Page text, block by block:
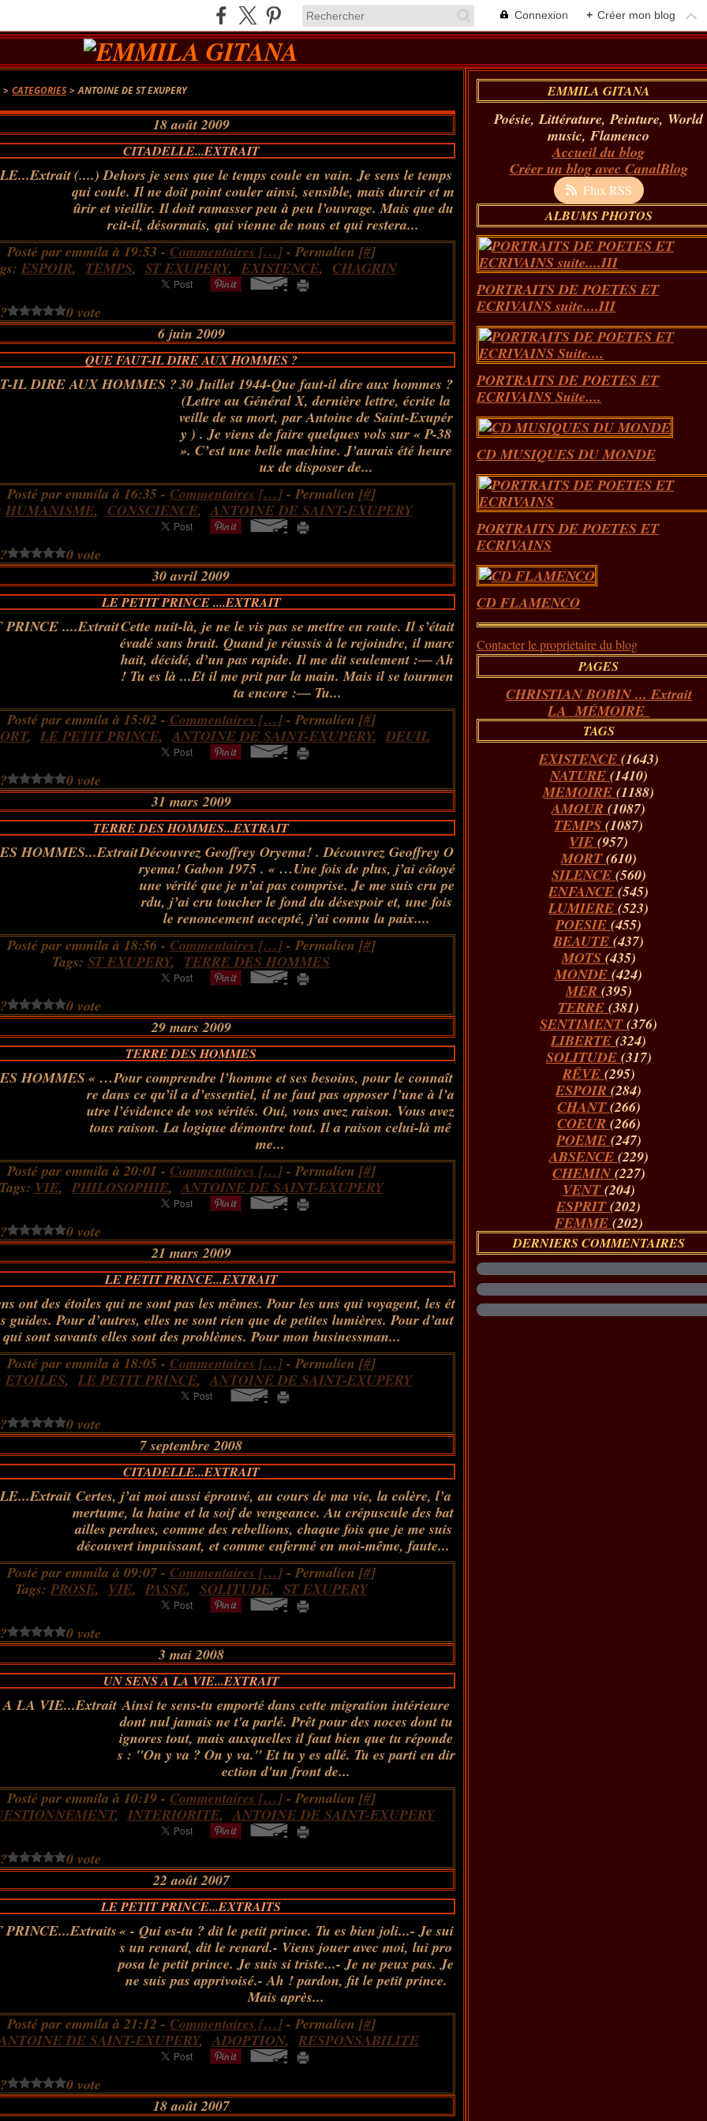
Connexion + Créer mon blog
> CATEGORIES > ANTOINE DE ST EXUPERY
18 août 2009
CITADELLE...EXTRAIT
(....) Dehors je sens que le temps coule en vain. Je sens le temps
qui coule. Il ne doit point couler ainsi, sensible, mais durcir et m
ûrir et vieillir. Il doit ramasser peu à peu l’ouvrage. Mais que du
rcit-il, désormais, qui vienne de nous et qui restera...
Posté par emmila à 19:53 - Commentaires […]- Permalien [#]
ESPOIR, TEMPS, ST EXUPERY, EXISTENCE, CHAGRIN
0 vote
6 juin 2009
QUE FAUT-IL DIRE AUX HOMMES ?
30 Juillet 1944-Que faut-il dire aux hommes ?
(Lettre au Général X, dernière lettre, écrite la
veille de sa mort, par Antoine de Saint-Exupér
y ) . Je viens de faire quelques vols sur « P-38
». C’est une belle machine. J’aurais été heure
ux de disposer de...
Posté par emmila à 16:35 - Commentaires […]- Permalien [#]
HUMANISME, CONSCIENCE,ANTOINE DE SAINT-EXUPERY
0 vote
30 avril 2009
LE PETIT PRINCE ....EXTRAIT
Cette nuit-là, je ne le vis pas se mettre en route. Il s’était
évadé sans bruit. Quand je réussis à le rejoindre, il marc
hait, décidé, d’un pas rapide. Il me dit seulement :― Ah
! Tu es là ...Et il me prit par la main. Mais il se tourmen
ta encore :― Tu...
Posté par emmila à 15:02 - Commentaires […]- Permalien [#]
, LE PETIT PRINCE,ANTOINE DE SAINT-EXUPERY,DEUIL
0 vote
31 mars 2009
TERRE DES HOMMES...EXTRAIT
Découvrez Geoffrey Oryema! . Découvrez Geoffrey O
ryema! Gabon 1975 . « …Une fois de plus, j’ai côtoyé
une vérité que je n’ai pas comprise. Je me suis cru pe
rdu, j’ai cru toucher le fond du désespoir et, une fois
le renoncement accepté, j’ai connu la paix....
Posté par emmila à 18:56 - Commentaires […]- Permalien [#]
Tags: ST EXUPERY, TERRE DES HOMMES
0 vote
29 mars 2009
TERRE DES HOMMES
« …Pour comprendre l’homme et ses besoins, pour le connaît
re dans ce qu’il a d’essentiel, il ne faut pas opposer l’une à l’a
utre l’évidence de vos vérités. Oui, vous avez raison. Vous avez
tous raison. La logique démontre tout. Il a raison celui-là mê
me...
Posté par emmila à 20:01 - Commentaires […]- Permalien [#]
Tags: VIE, PHILOSOPHIE,ANTOINE DE SAINT-EXUPERY
0 vote
21 mars 2009
LE PETIT PRINCE...EXTRAIT
ont des étoiles qui ne sont pas les mêmes. Pour les uns qui voyagent, les ét
guides. Pour d’autres, elles ne sont rien que de petites lumières. Pour d’aut
sont savants elles sont des problèmes. Pour mon businessman...
Posté par emmila à 18:05 - Commentaires […]- Permalien [#]
ETOILES, LE PETIT PRINCE,ANTOINE DE SAINT-EXUPERY
0 vote
7 septembre 2008
CITADELLE...EXTRAIT
Certes, j’ai moi aussi éprouvé, au cours de ma vie, la colère, l’a
mertume, la haine et la soif de vengeance. Au crépuscule des bat
ailles perdues, comme des rebellions, chaque fois que je me suis
découvert impuissant, et comme enfermé en moi-même, faute...
Posté par emmila à 09:07 - Commentaires […]- Permalien [#]
Tags: PROSE, VIE, PASSE, SOLITUDE, ST EXUPERY
0 vote
3 mai 2008
UN SENS A LA VIE...EXTRAIT
Ainsi te sens-tu emporté dans cette migration intérieure
dont nul jamais ne t'a parlé. Prêt pour des noces dont tu
ignores tout, mais auxquelles il faut bien que tu réponde
s : "On y va ? On y va." Et tu y es allé. Tu es parti en dir
ection d'un front de...
Posté par emmila à 10:19 - Commentaires […]- Permalien [#]
,INTERIORITE,ANTOINE DE SAINT-EXUPERY
0 vote
22 août 2007
LE PETIT PRINCE...EXTRAITS
« - Qui es-tu ? dit le petit prince. Tu es bien joli...- Je sui
s un renard, dit le renard.- Viens jouer avec moi, lui pro
posa le petit prince. Je suis si triste...- Je ne peux pas. Je
ne suis pas apprivoisé.- Ah ! pardon, fit le petit prince.
Mais après...
Posté par emmila à 21:12 - Commentaires […]- Permalien [#]
DE SAINT-EXUPERY,ADOPTION, RESPONSABILITE
0 vote
18 août 2007
EMMILA GITANA
Poésie, Littérature, Peinture, World
music, Flamenco
Accueil du blog
Créer un blog avec CanalBlog
Flux RSS
ALBUMS PHOTOS
PORTRAITS DE POETES ET
ECRIVAINS suite....III
PORTRAITS DE POETES ET
ECRIVAINS Suite....
CD MUSIQUES DU MONDE
PORTRAITS DE POETES ET
ECRIVAINS
CD FLAMENCO
Contacter le propriétaire du blog
PAGES
CHRISTIAN BOBIN ... Extrait
LA MÉMOIRE
TAGS
EXISTENCE (1643)
NATURE (1410)
MEMOIRE(1188)
AMOUR(1087)
TEMPS(1087)
VIE(957)
MORT(610)
SILENCE (560)
ENFANCE(545)
LUMIERE(523)
POESIE(455)
BEAUTE(437)
MOTS (435)
MONDE(424)
MER (395)
TERRE(381)
SENTIMENT(376)
LIBERTE(324)
SOLITUDE (317)
RÊVE (295)
ESPOIR(284)
CHANT(266)
COEUR (266)
POEME (247)
ABSENCE (229)
CHEMIN(227)
VENT(204)
ESPRIT(202)
FEMME (202)
DERNIERS COMMENTAIRES